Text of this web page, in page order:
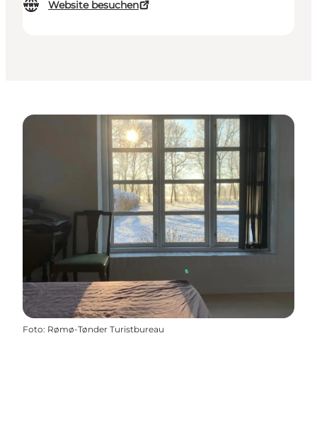
Website besuchen
Foto: Rømø-Tønder Turistbureau